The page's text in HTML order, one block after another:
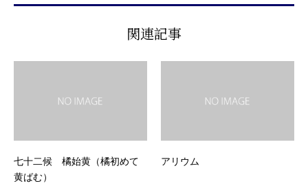
関連記事
七十二候 橘始黄（橘初めて
黄ばむ）
アリウム